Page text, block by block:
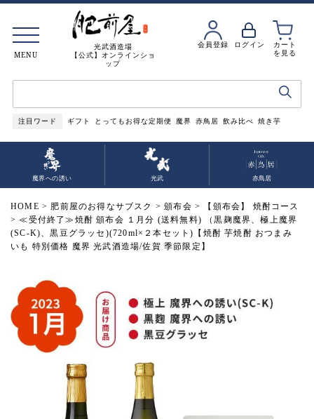
光武酒造場
【公式】オンラインショ
ップ
会員登録 ログイン
カート
を見る
注目ワード ギフト とってもお得な定期便 魔界 赤鳥居 飲み比べ 焼き芋
MENU
魔界への誘い 光武 赤鳥居
HOME 肥前屋のお得なサブスク 頒布会
【頒布会】 焼酎コース
≪受付終了≫焼酎 頒布会 １月分 (送料無料) （黒麹魔界、極上魔界
(SC-K)、黒豆グラッセ)(720ml×２本セット)【焼酎 芋焼酎 おつまみ
いも 特別価格 魔界 光武酒造場/佐賀 季節限定】